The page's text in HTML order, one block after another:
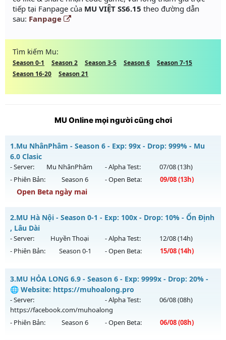
tiếp tại Fanpage của MU VIỆT SS6.15 theo đường dẫn
sau: Fanpage
Tìm kiếm Mu:
Season 0-1 Season 2 Season 3-5 Season 6
Season 7-15
Season 16-20
Season 21
MU Online mọi người cũng chơi
1.Mu NhânPhâm - Season 6 - Exp: 99x - Drop: 999% - Mu
6.0 Clasic
- Server: Mu NhânPhâm - Alpha Test: 07/08(13h)
- Phiên Bản:
Season 6 - Open Beta: 09/08(13h)
Open Beta ngày mai
Mu NhânPhâm - Mu 6.0 Clasic
Mu mới ra tháng 08 2026 - Mở máy chủ
13h ngày 09/08/2626
Exp: 99x - Drop: 999%
Thể loại: Mu Nguyên bản Webzen
Antihack: goldshield💥
2.MU Hà Nội - Season 0-1 - Exp: 100x - Drop: 10% - Ổn Định
, Lâu Dài
- Server: Huyền Thoại - Alpha Test: 12/08(14h)
- Phiên Bản:
Season 0-1 - Open Beta: 15/08(14h)
MU Hà Nội - Ổn Định , Lâu Dài
Mu mới ra tháng 08 2026 - Mở máy chủ
14h ngày 15/08/2626
Exp: 100x - Drop: 10%
3.MU HỎA LONG 6.9 - Season 6 - Exp: 9999x - Drop: 20% -
🌐 Website: https://muhoalong.pro
- Server:
https://facebook.com/muhoalong
- Alpha Test: 06/08(08h)
- Phiên Bản: Season 6 - Open Beta: 06/08(08h)